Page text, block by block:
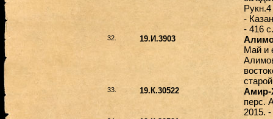
-
- 416
32. 19.И.3903
Май и
33. 19.К.30522
Амир-
перс.
2015.